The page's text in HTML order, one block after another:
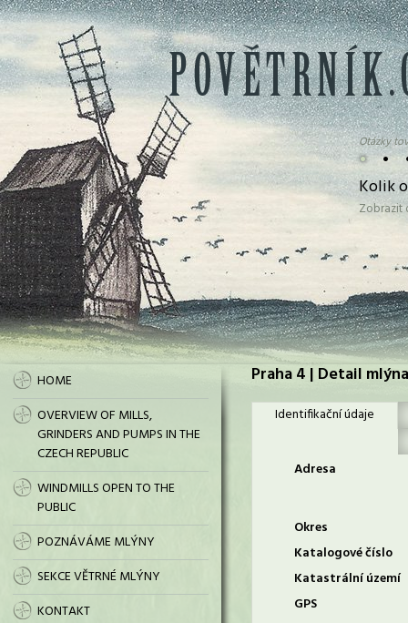
• •
Otázky
Kolik
HOME
OVERVIEW OF MILLS,
GRINDERS AND PUMPS IN THE
CZECH REPUBLIC
WINDMILLS OPEN TO THE
PUBLIC
POZNÁVÁME MLÝNY
SEKCE VĚTRNÉ MLÝNY
KONTAKT
Praha 4 | Detail mlýna
Identifikační údaje
Adresa
Okres
Katalogové číslo
Katastrální území
GPS